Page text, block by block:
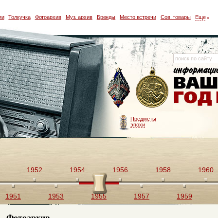
Толкучка Фотоархив Муз. архив Бренды Место встречи Сов. товары Еще
Предметы
эпохи
1951
1952
1953
1954
1955
1956
1957
1958
1959
1960